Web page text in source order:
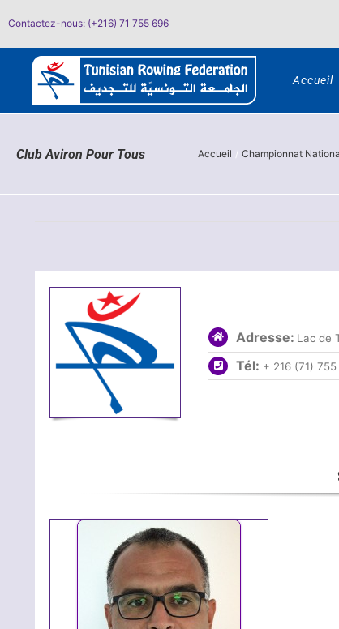
auContactez-nous: (+216) 71 755 696
Accueil
Club Aviron Pour Tous Accueil Championnat
Adresse: Lac de
Tél: + 216 (71)